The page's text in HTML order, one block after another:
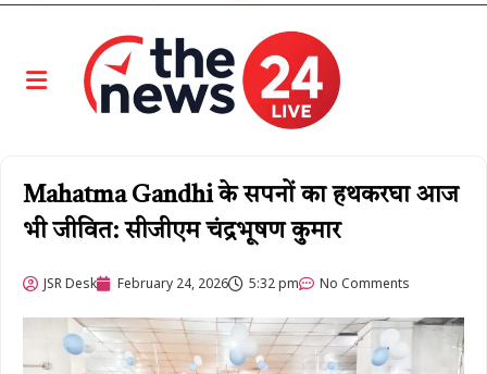
Mahatma Gandhi के सपनों का हथकरघा आज
भी जीवित: सीजीएम चंद्रभूषण कुमार
JSR Desk February 24, 2026 5:32 pm No Comments